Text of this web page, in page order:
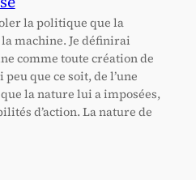
la politique que la
machine. Je définirai
comme toute création de
que ce soit, de l’une
la nature lui a imposées,
d’action. La nature de